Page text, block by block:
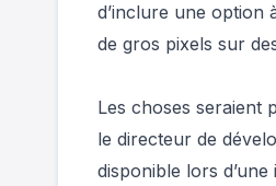
d’inclure une option
de gros pixels sur
Les choses seraient
le directeur de
disponible lors